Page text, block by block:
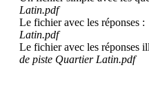
Latin.pdf
Le fichier avec les réponses :
Latin.pdf
Le fichier avec les réponses
de piste Quartier Latin.pdf